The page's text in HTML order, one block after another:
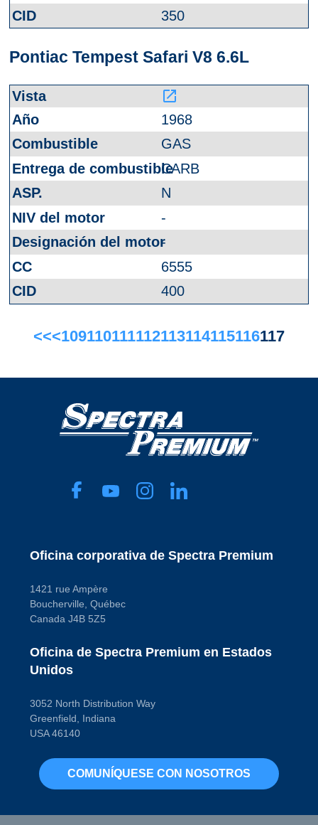
350
Pontiac Tempest Safari V8 6.6L
launch
1968
GAS
CARB
N
-
-
6555
400
<<<109110111112113114115116117
Oficina corporativa de Spectra Premium
1421 rue Ampère
Boucherville, Québec
Canada J4B 5Z5
Oficina de Spectra Premium en Estados
Unidos
3052 North Distribution Way
Greenfield, Indiana
USA 46140
COMUNÍQUESE CON NOSOTROS